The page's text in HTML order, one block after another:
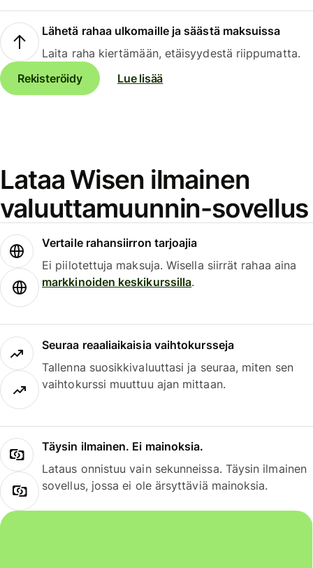
Lähetä rahaa ulkomaille ja säästä maksuissa
Laita raha kiertämään, etäisyydestä riippumatta.
Rekisteröidy
Lue lisää
Lataa Wisen ilmainen
valuuttamuunnin-sovellus
Vertaile rahansiirron tarjoajia
Ei piilotettuja maksuja. Wisella siirrät rahaa aina
markkinoiden keskikurssilla.
Seuraa reaaliaikaisia vaihtokursseja
Tallenna suosikkivaluuttasi ja seuraa, miten sen
vaihtokurssi muuttuu ajan mittaan.
Täysin ilmainen. Ei mainoksia.
Lataus onnistuu vain sekunneissa. Täysin ilmainen
sovellus, jossa ei ole ärsyttäviä mainoksia.